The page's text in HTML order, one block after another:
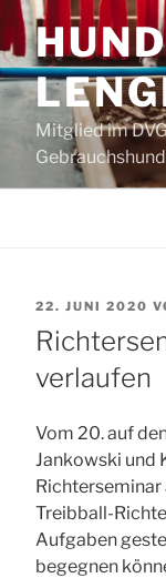
Zum
Inhalt
springen
Mitglied im
AM
22. JUNI 2020
verlaufen
Vom 20. auf
Jankowski und
Richterseminar
Treibball-
Aufgaben
begegnen